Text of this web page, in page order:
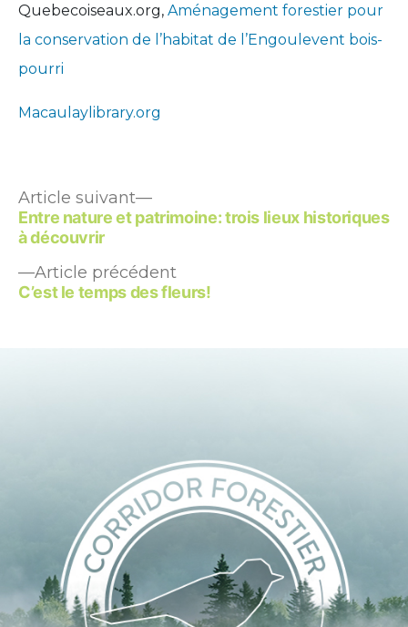
Quebecoiseaux.org, Aménagement forestier pour
la conservation de l’habitat de l’Engoulevent bois-
pourri
Macaulaylibrary.org
Navigation
de
l’article
Article précédent
précédent :
C’est le temps des fleurs!
Article suivant
Article
suivant :
Entre nature et patrimoine: trois lieux historiques
à découvrir